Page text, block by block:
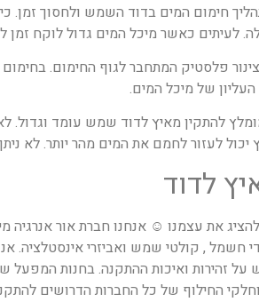
חימום המים בדוד השמש ולחסוך
לעיתים כאשר מיכל המים גדול לוקח זמן
פלסטיק המתחבר לגוף החימום.
של מיכל המים.
להתקין מאיץ לדוד שמש עומד וגדול.
לעזור לחמם את המים מהר יותר. לא
לדוד
את עצמנו ☺ אנחנו חברת אור אנרגיה
חשמל , קולטי שמש ואביזרי אינסטלציה.
על זהירות ואיכות ההתקנה. בחנות
החילוף של כל החברות הדרושים